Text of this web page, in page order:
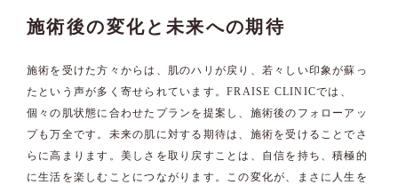
施術後の変化と未来への期待
施術を受けた方々からは、肌のハリが戻り、若々しい印象が蘇っ
たという声が多く寄せられています。FRAISE CLINICでは、
個々の肌状態に合わせたプランを提案し、施術後のフォローアッ
プも万全です。未来の肌に対する期待は、施術を受けることでさ
らに高まります。美しさを取り戻すことは、自信を持ち、積極的
に生活を楽しむことにつながります。この変化が、まさに人生を